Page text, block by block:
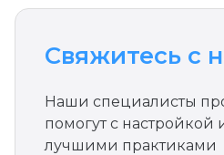
Свяжитесь с
Наши специалисты
помогут с настройкой
лучшими практиками